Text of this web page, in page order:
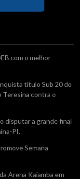
com o melhor
titulo Sub 20 do
Teresina contra o
disputar a grande final
PI.
Semana
Arena Kaiamba em